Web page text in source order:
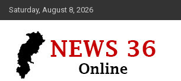
Skip
to
Saturday, August 8, 2026